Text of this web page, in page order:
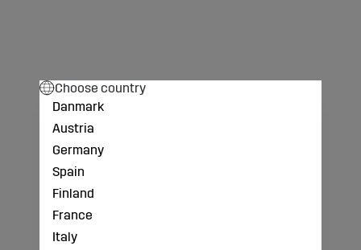
Choose country
Danmark
Austria
Germany
Spain
Finland
France
Italy